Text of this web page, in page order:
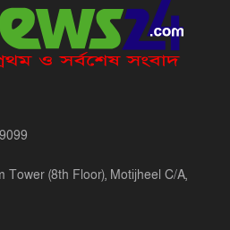
Tower (8th Floor), Motijheel C/A,